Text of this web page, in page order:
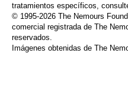
tratamientos específicos,
© 1995-2026 The Nemours
comercial registrada de The
reservados.
Imágenes obtenidas de The